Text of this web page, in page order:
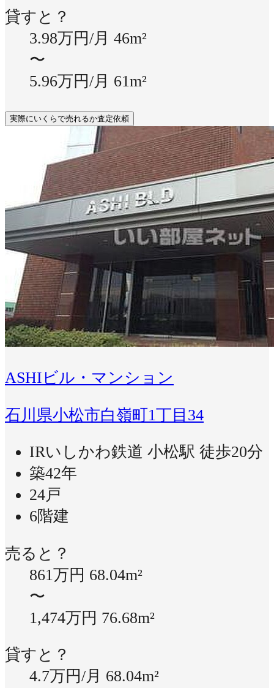
貸すと？
3.98万円/月 46m²
〜
5.96万円/月 61m²
実際にいくらで売れるか査定依頼
ASHIビル・マンション
石川県小松市白嶺町1丁目34
IRいしかわ鉄道 小松駅 徒歩20分
築42年
24戸
6階建
売ると？
861万円 68.04m²
〜
1,474万円 76.68m²
貸すと？
4.7万円/月 68.04m²